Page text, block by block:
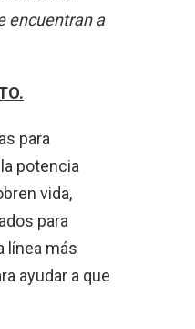
encuentran a
para
potencia
vida,
para
línea más
ayudar a que